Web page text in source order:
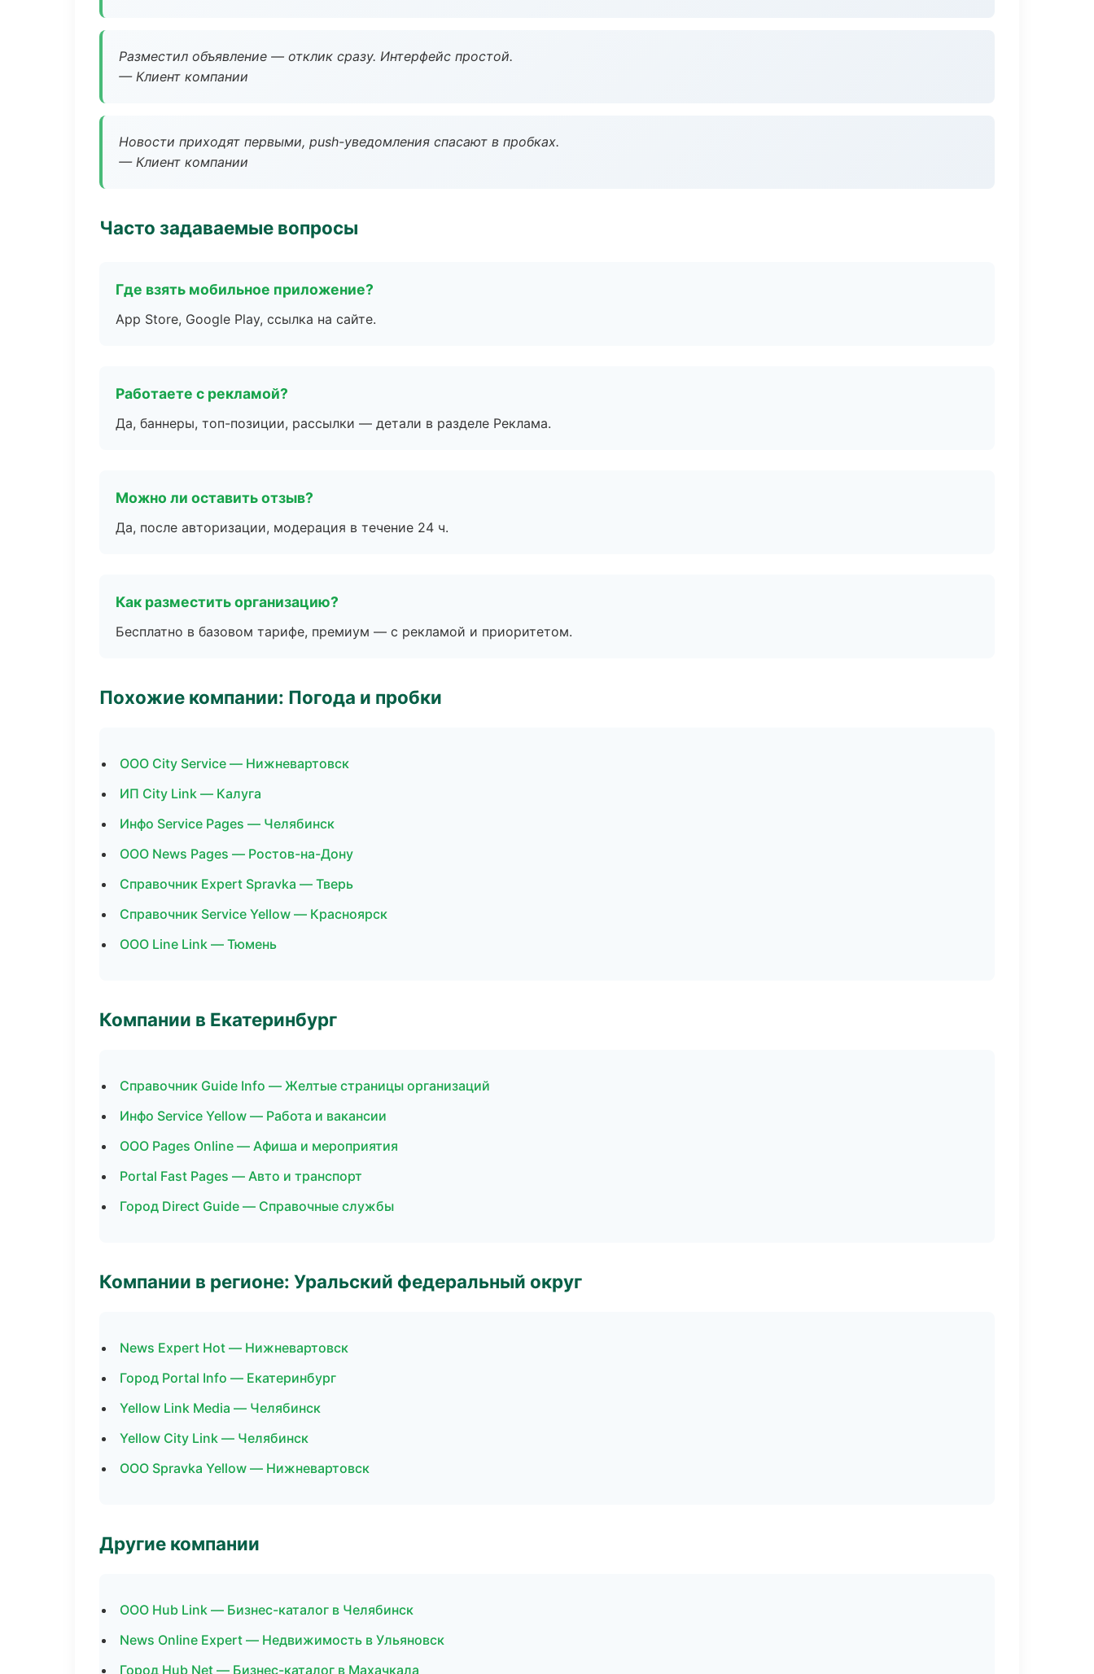
Разместил объявление — отклик сразу. Интерфейс простой.
— Клиент компании
Новости приходят первыми, push-уведомления спасают в пробках.
— Клиент компании
Часто задаваемые вопросы
Где взять мобильное приложение?
App Store, Google Play, ссылка на сайте.
Работаете с рекламой?
Да, баннеры, топ-позиции, рассылки — детали в разделе Реклама.
Можно ли оставить отзыв?
Да, после авторизации, модерация в течение 24 ч.
Как разместить организацию?
Бесплатно в базовом тарифе, премиум — с рекламой и приоритетом.
Похожие компании: Погода и пробки
ООО City Service — Нижневартовск
ИП City Link — Калуга
Инфо Service Pages — Челябинск
ООО News Pages — Ростов-на-Дону
Справочник Expert Spravka — Тверь
Справочник Service Yellow — Красноярск
ООО Line Link — Тюмень
Компании в Екатеринбург
Справочник Guide Info — Желтые страницы организаций
Инфо Service Yellow — Работа и вакансии
ООО Pages Online — Афиша и мероприятия
Portal Fast Pages — Авто и транспорт
Город Direct Guide — Справочные службы
Компании в регионе: Уральский федеральный округ
News Expert Hot — Нижневартовск
Город Portal Info — Екатеринбург
Yellow Link Media — Челябинск
Yellow City Link — Челябинск
ООО Spravka Yellow — Нижневартовск
Другие компании
ООО Hub Link — Бизнес-каталог в Челябинск
News Online Expert — Недвижимость в Ульяновск
Город Hub Net — Бизнес-каталог в Махачкала